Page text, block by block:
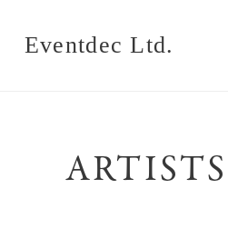
Eventdec Ltd.
ARTISTS